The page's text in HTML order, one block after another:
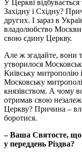
У Церкві
Західну і Східну?
других. І зараз в
владолюбство Москви
свою єдину Церкву.
Але ж згадайте, вони
утворилося
Київську митрополію
Московську
князівством. А чому
отримав свою
Церкву? Причина –
боротися.
– Ваша Святосте, що
у переддень Різдва?